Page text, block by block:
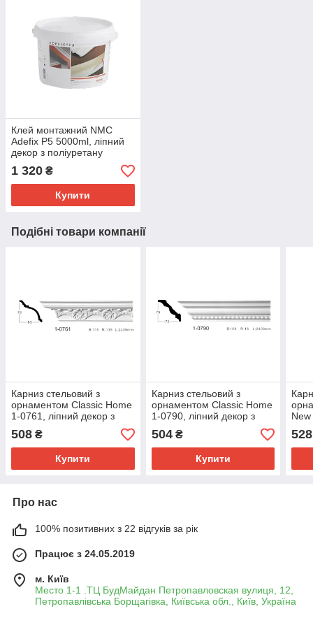
Клей монтажний NMC
Adefix P5 5000ml, ліпний
декор з поліуретану
1 320 ₴
Купити
Подібні товари компанії
Карниз стельовий з
орнаментом Classic Home
1-0761, ліпний декор з
508 ₴
Купити
Карниз стельовий з
орнаментом Classic Home
1-0790, ліпний декор з
504₴
Купити
528
Про нас
100% позитивних з 22 відгуків за рік
Працює з 24.05.2019
м. Київ
Место 1-1 .ТЦ БудМайдан Петропавловская вулиця, 12,
Петропавлівська Борщагівка, Київська обл., Київ, Україна